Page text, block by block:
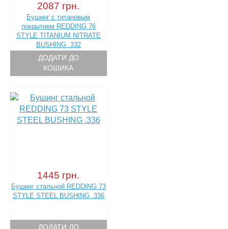
2087 грн.
Бушинг с титановым
покрытием REDDING 76
STYLE TITANIUM NITRATE
BUSHING .332
ДОДАТИ ДО
КОШИКА
1445 грн.
Бушинг стальной REDDING 73
STYLE STEEL BUSHING .336
ДОДАТИ ДО